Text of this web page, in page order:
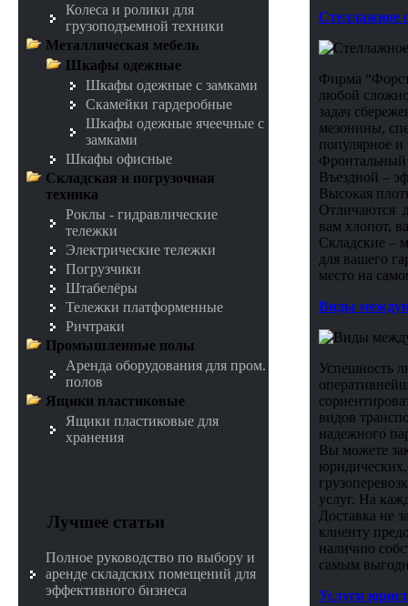
Колеса и ролики для
грузоподъемной техники
Металлическая мебель
Шкафы одежные
Шкафы одежные с замками
Скамейки гардеробные
Шкафы одежные ячеечные с
замками
Шкафы офисные
Складская и погрузочная
техника
Роклы - гидравлические
тележки
Электрические тележки
Погрузчики
Штабелёры
Тележки платформенные
Ричтраки
Промышленные полы
Аренда оборудования для пром.
полов
Ящики пластиковые
Ящики пластиковые для
хранения
Лучшее статьи
Полное руководство по выбору и
аренде складских помещений для
эффективного бизнеса
Стеллажное
Фирма
любой
задач
мезонины,
популярное и
Фронтальный
Въездной –
Высокая
Отличаются
вам хлопот,
Складские –
для вашего
место на
Виды
Успешность
видов
надежного
Вы можете
услуг. На
Доставка не
клиенту
наличию
самым
Услуги